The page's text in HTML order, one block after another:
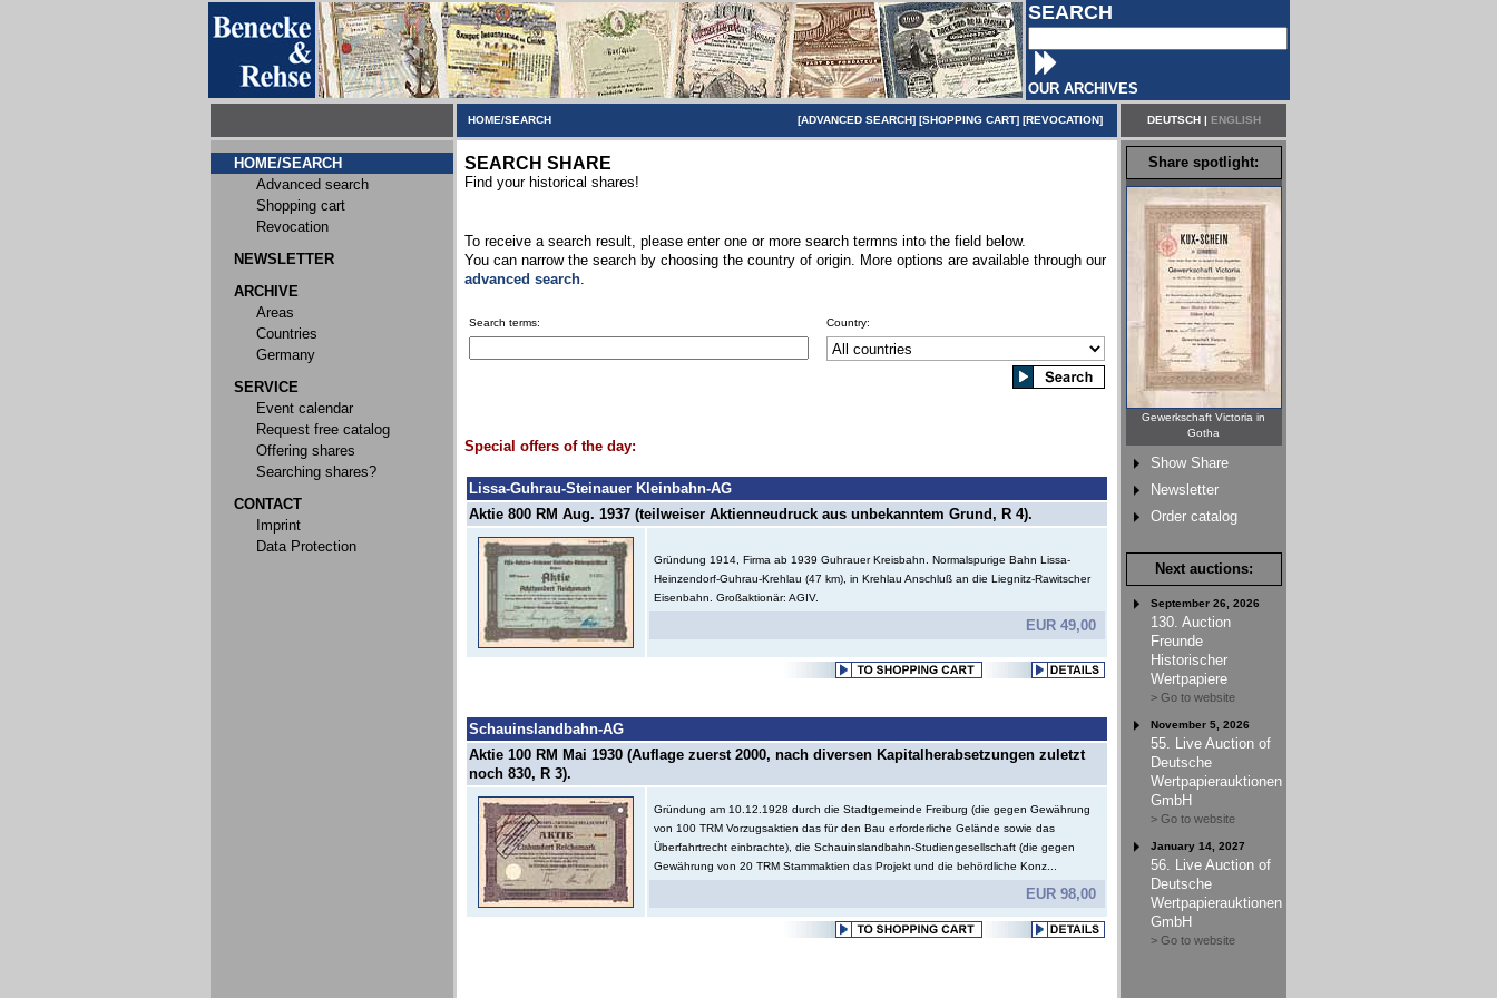
SEARCH
OUR ARCHIVES
HOME/SEARCH [ADVANCED SEARCH] [SHOPPING CART] [REVOCATION] DEUTSCH| ENGLISH
HOME/SEARCH
Advanced search
Shopping cart
Revocation
NEWSLETTER
ARCHIVE
Areas
Countries
Germany
SERVICE
Event calendar
Request free catalog
Offering shares
Searching shares?
CONTACT
Imprint
Data Protection
SEARCH SHARE
Find your historical shares!
To receive a search result, please enter one or more search termns into the field below.
You can narrow the search by choosing the country of origin. More options are available through our
advanced search.
Search terms: Country:
Special offers of the day:
Lissa-Guhrau-Steinauer Kleinbahn-AG
Aktie 800 RM Aug. 1937 (teilweiser Aktienneudruck aus unbekanntem Grund, R 4).
Gründung 1914, Firma ab 1939 Guhrauer Kreisbahn. Normalspurige Bahn Lissa-
Heinzendorf-Guhrau-Krehlau (47 km), in Krehlau Anschluß an die Liegnitz-Rawitscher
Eisenbahn. Großaktionär: AGIV.
EUR 49,00
Schauinslandbahn-AG
Aktie 100 RM Mai 1930 (Auflage zuerst 2000, nach diversen Kapitalherabsetzungen zuletzt
noch 830, R 3).
Gründung am 10.12.1928 durch die Stadtgemeinde Freiburg (die gegen Gewährung
von 100 TRM Vorzugsaktien das für den Bau erforderliche Gelände sowie das
Überfahrtrecht einbrachte), die Schauinslandbahn-Studiengesellschaft (die gegen
Gewährung von 20 TRM Stammaktien das Projekt und die behördliche Konz...
EUR 98,00
Share spotlight:
Gewerkschaft Victoria in
Gotha
Show Share
Newsletter
Order catalog
Next auctions:
September 26, 2026
130. Auction
Freunde
Historischer
Wertpapiere
> Go to website
November 5, 2026
55. Live Auction of
Deutsche
Wertpapierauktionen
GmbH
> Go to website
January 14, 2027
56. Live Auction of
Deutsche
Wertpapierauktionen
GmbH
> Go to website